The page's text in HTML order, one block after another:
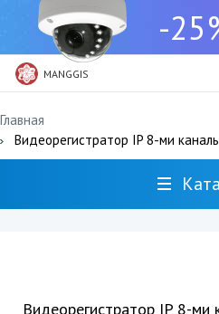
-
MANGGIS
Главная
Видеорегистратор IP 8-ми
Видеорегистратор IP 8-ми